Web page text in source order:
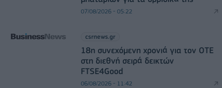
07/08/2026 - 05:22
csrnews.gr
18η συνεχόμενη χρονιά για τον ΟΤΕ
στη διεθνή σειρά δεικτών
FTSE4Good
06/08/2026 - 11:42